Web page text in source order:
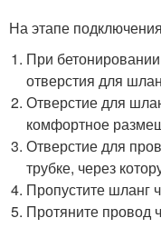
На этапе
При
отверстия для
Отверстие для
комфортное
Отверстие для
трубке, через
Пропустите шланг
Протяните провод